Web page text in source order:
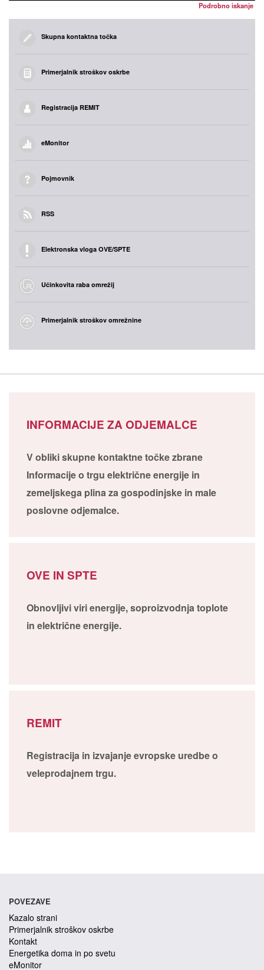
Podrobno iskanje
Skupna kontaktna točka
Primerjalnik stroškov oskrbe
Registracija REMIT
eMonitor
Pojmovnik
RSS
Elektronska vloga OVE/SPTE
Učinkovita raba omrežij
Primerjalnik stroškov omrežnine
INFORMACIJE ZA ODJEMALCE
V obliki skupne kontaktne točke zbrane
Informacije o trgu električne energije in
zemeljskega plina za gospodinjske in male
poslovne odjemalce.
OVE IN SPTE
Obnovljivi viri energije, soproizvodnja toplote
in električne energije.
REMIT
Registracija in izvajanje evropske uredbe o
veleprodajnem trgu.
POVEZAVE
Kazalo strani
Primerjalnik stroškov oskrbe
Kontakt
Energetika doma in po svetu
eMonitor